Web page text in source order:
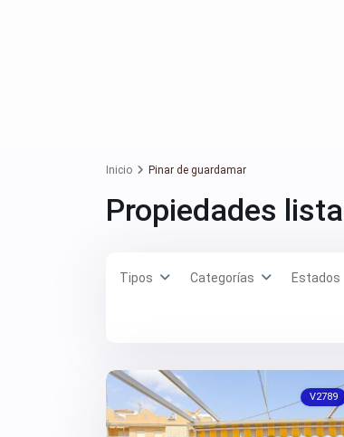
Inicio Pinar de guardamar
Propiedades
Tipos Categorías Estados
V2789